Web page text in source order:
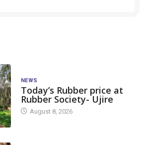
NEWS
Today’s Rubber price at
Rubber Society- Ujire
August 8, 2026